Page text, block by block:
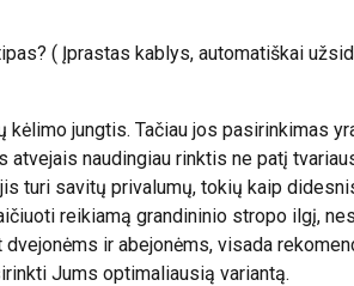
( Įprastas kablys, automatiškai
jungtis. Tačiau jos pasirinkimas
naudingiau rinktis ne patį
turi savitų privalumų, tokių kaip
reikiamą grandininio stropo ilgį,
ir abejonėms, visada
Jums optimaliausią variantą.